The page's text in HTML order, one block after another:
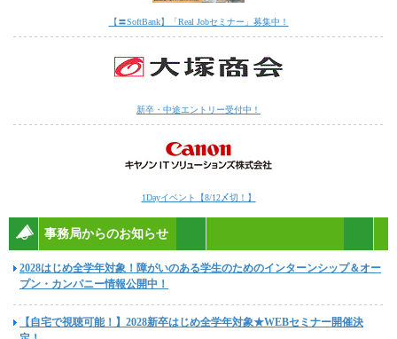
【〓SoftBank】「Real Jobセミナー」募集中！
新卒・中途エントリー受付中！
1Dayイベント【8/12〆切！】
事務局からのお知らせ
2028はじめ全学年対象！障がいのある学生のためのインターンシップ＆オー
プン・カンパニー情報公開中！
【自宅で視聴可能！】2028新卒はじめ全学年対象★WEBセミナー開催決